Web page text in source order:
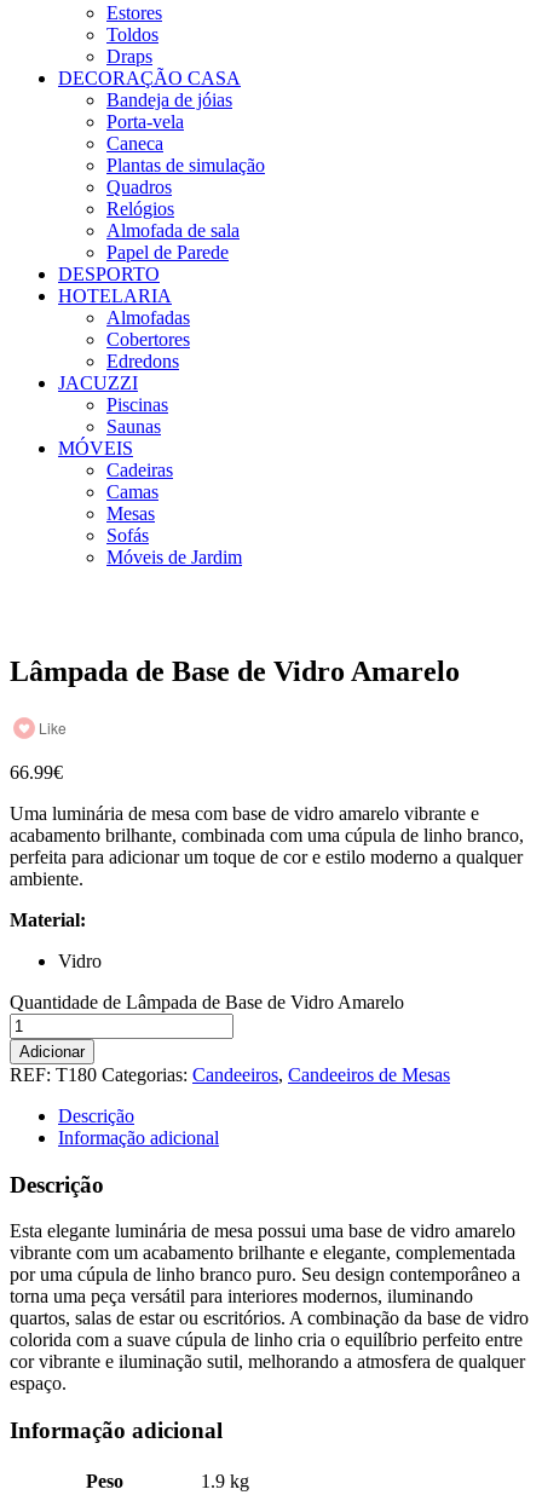
Estores
Toldos
Draps
DECORAÇÃO CASA
Bandeja de jóias
Porta-vela
Caneca
Plantas de simulação
Quadros
Relógios
Almofada de sala
Papel de Parede
DESPORTO
HOTELARIA
Almofadas
Cobertores
Edredons
JACUZZI
Piscinas
Saunas
MÓVEIS
Cadeiras
Camas
Mesas
Sofás
Móveis de Jardim
Lâmpada de Base de Vidro Amarelo
Like
66.99€
Uma luminária de mesa com base de vidro amarelo vibrante e
acabamento brilhante, combinada com uma cúpula de linho branco,
perfeita para adicionar um toque de cor e estilo moderno a qualquer
ambiente.
Material:
Vidro
Quantidade de Lâmpada de Base de Vidro Amarelo
Adicionar
REF: T180 Categorias: Candeeiros, Candeeiros de Mesas
Descrição
Informação adicional
Descrição
Esta elegante luminária de mesa possui uma base de vidro amarelo
vibrante com um acabamento brilhante e elegante, complementada
por uma cúpula de linho branco puro. Seu design contemporâneo a
torna uma peça versátil para interiores modernos, iluminando
quartos, salas de estar ou escritórios. A combinação da base de vidro
colorida com a suave cúpula de linho cria o equilíbrio perfeito entre
cor vibrante e iluminação sutil, melhorando a atmosfera de qualquer
espaço.
Informação adicional
Peso
1.9 kg